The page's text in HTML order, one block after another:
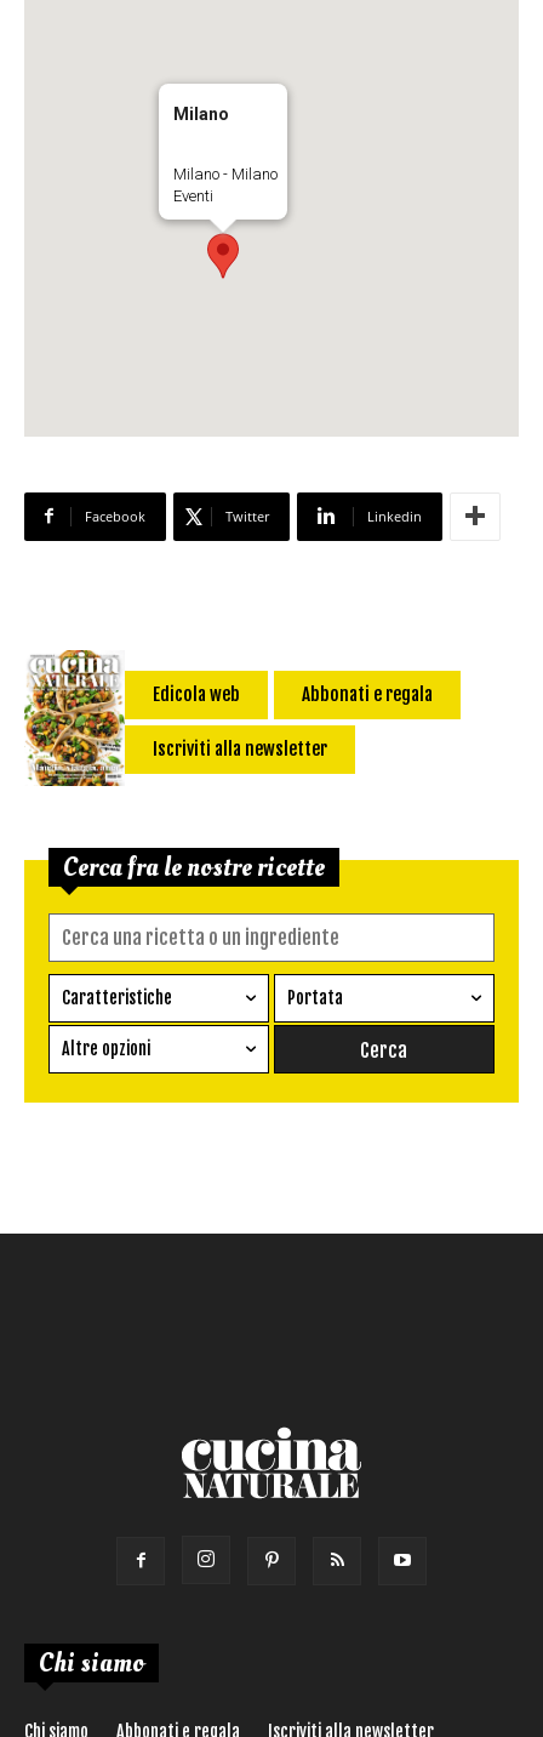
Milano
Milano - Milano
Eventi
Facebook Twitter Linkedin
Edicola web Abbonati e regala
Iscriviti alla newsletter
Cerca fra le nostre ricette
Caratteristiche
Ricetta vegetariana
Senza glutine
Portata
Conserva
Altre opzioni
Chi siamo
Chi siamo Abbonati e regala Iscriviti alla newsletter